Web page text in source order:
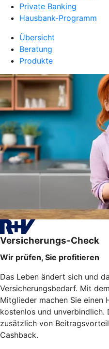
Private Banking
Hausbank-Programm
Übersicht
Beratung
Produkte
Versicherungs-Check
Wir prüfen, Sie profitieren
Das Leben ändert sich und
Versicherungsbedarf. Mit
Mitglieder machen Sie einen
kostenlos und unverbindlich.
zusätzlich von
Cashback.